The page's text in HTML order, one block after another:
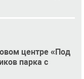
центре «Под
парка с